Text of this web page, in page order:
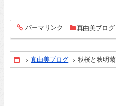
entry914
パーマリンク 真由美ブログ
Home
真由美ブログ 秋桜と秋明菊